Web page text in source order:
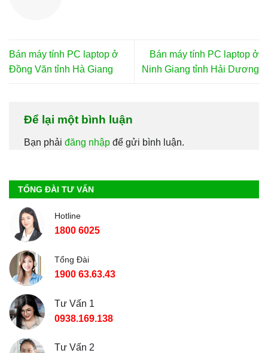
Bán máy tính PC laptop ở
Đồng Văn tỉnh Hà Giang
Bán máy tính PC laptop ở
Ninh Giang tỉnh Hải Dương
Để lại một bình luận
Bạn phải đăng nhập để gửi bình luận.
TỔNG ĐÀI TƯ VẤN
Hotline
1800 6025
Tổng Đài
1900 63.63.43
Tư Vấn 1
0938.169.138
Tư Vấn 2